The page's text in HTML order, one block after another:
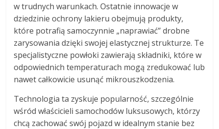
w trudnych warunkach. Ostatnie innowacje w
dziedzinie ochrony lakieru obejmują produkty,
które potrafią samoczynnie „naprawiać” drobne
zarysowania dzięki swojej elastycznej strukturze. Te
specjalistyczne powłoki zawierają składniki, które w
odpowiednich temperaturach mogą zredukować lub
nawet całkowicie usunąć mikrouszkodzenia.
Technologia ta zyskuje popularność, szczególnie
wśród właścicieli samochodów luksusowych, którzy
chcą zachować swój pojazd w idealnym stanie bez